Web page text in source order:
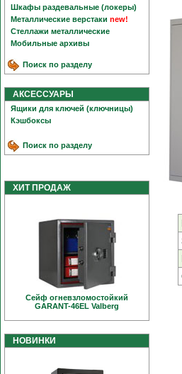
Шкафы раздевальные (локеры)
Металлические верстаки new!
Стеллажи металлические
Мобильные архивы
Поиск по разделу
АКСЕССУАРЫ
Ящики для ключей (ключницы)
Кэшбоксы
Поиск по разделу
ХИТ ПРОДАЖ
Сейф огневзломостойкий
GARANT-46EL Valberg
НОВИНКИ